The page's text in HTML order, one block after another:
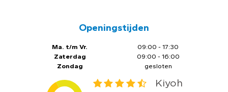
Openingstijden
Ma. t/m Vr.
Zaterdag
Zondag
09:00 - 17:30
09:00 - 16:00
gesloten